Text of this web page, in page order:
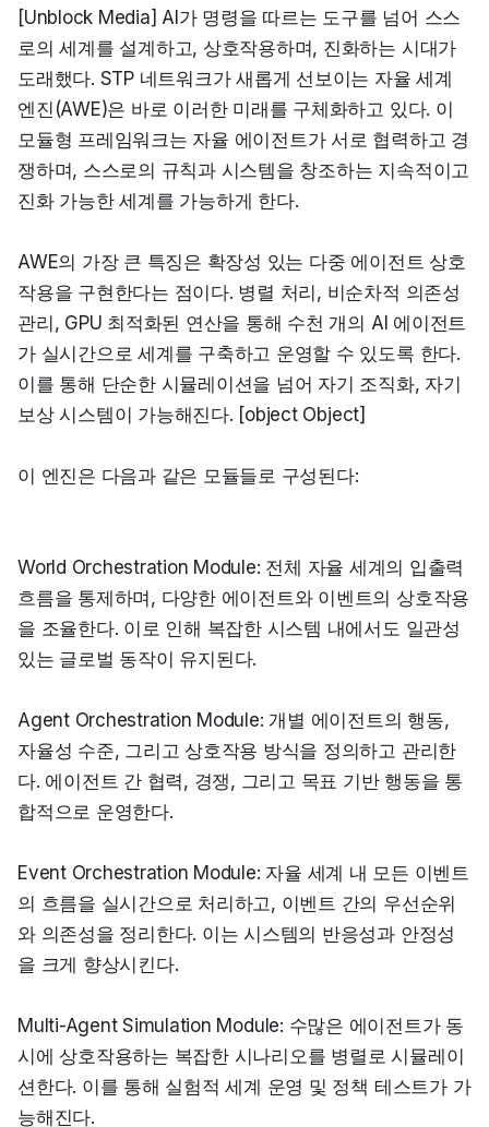
[Unblock Media] AI가 명령을 따르는 도구를 넘어 스스
로의 세계를 설계하고, 상호작용하며, 진화하는 시대가
도래했다. STP 네트워크가 새롭게 선보이는 자율 세계
엔진(AWE)은 바로 이러한 미래를 구체화하고 있다. 이
모듈형 프레임워크는 자율 에이전트가 서로 협력하고 경
쟁하며, 스스로의 규칙과 시스템을 창조하는 지속적이고
진화 가능한 세계를 가능하게 한다.
AWE의 가장 큰 특징은 확장성 있는 다중 에이전트 상호
작용을 구현한다는 점이다. 병렬 처리, 비순차적 의존성
관리, GPU 최적화된 연산을 통해 수천 개의 AI 에이전트
가 실시간으로 세계를 구축하고 운영할 수 있도록 한다.
이를 통해 단순한 시뮬레이션을 넘어 자기 조직화, 자기
보상 시스템이 가능해진다. [object Object]
이 엔진은 다음과 같은 모듈들로 구성된다:
World Orchestration Module: 전체 자율 세계의 입출력
흐름을 통제하며, 다양한 에이전트와 이벤트의 상호작용
을 조율한다. 이로 인해 복잡한 시스템 내에서도 일관성
있는 글로벌 동작이 유지된다.
Agent Orchestration Module: 개별 에이전트의 행동,
자율성 수준, 그리고 상호작용 방식을 정의하고 관리한
다. 에이전트 간 협력, 경쟁, 그리고 목표 기반 행동을 통
합적으로 운영한다.
Event Orchestration Module: 자율 세계 내 모든 이벤트
의 흐름을 실시간으로 처리하고, 이벤트 간의 우선순위
와 의존성을 정리한다. 이는 시스템의 반응성과 안정성
을 크게 향상시킨다.
Multi-Agent Simulation Module: 수많은 에이전트가 동
시에 상호작용하는 복잡한 시나리오를 병렬로 시뮬레이
션한다. 이를 통해 실험적 세계 운영 및 정책 테스트가 가
능해진다.